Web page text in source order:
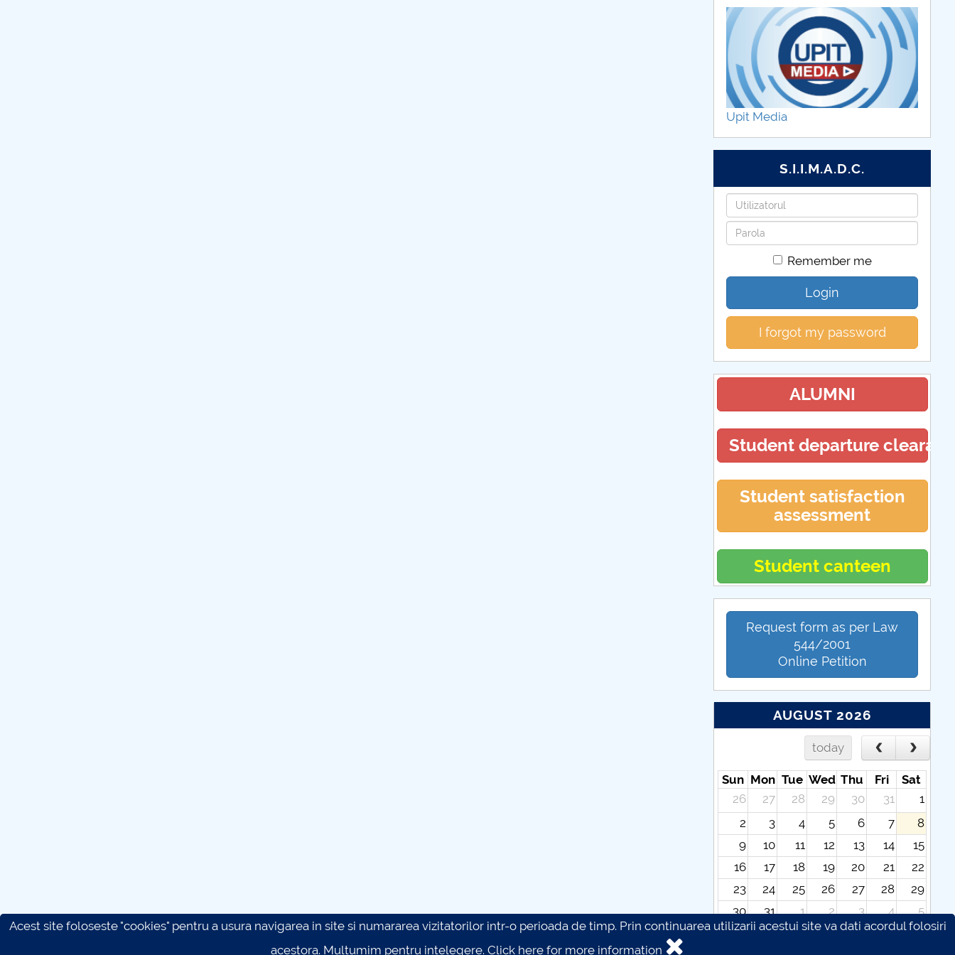
Upit Media
S.I.I.M.A.D.C.
Username
Password
Remember me
Login
I forgot my password
ALUMNI
Student departure
Student satisfaction
assessment
Student canteen
Request form as per Law
544/2001
Online Petition
AUGUST 2026
today
Sun Mon Tue Wed Thu Fri
Sat
26
27 28 29 30 31
1
2
3 4 5 6 7
8
9
10 11 12 13 14
15
16
17 18 19 20 21
22
23
24 25 26 27 28
29
30
31 1 2 3 4
5
Acest site foloseste "cookies" pentru a usura navigarea in site si numararea vizitatorilor intr-o perioada de timp. Prin continuarea utilizarii acestui site va dati acordul folosiri
acestora. Multumim pentru intelegere. Click here for more information